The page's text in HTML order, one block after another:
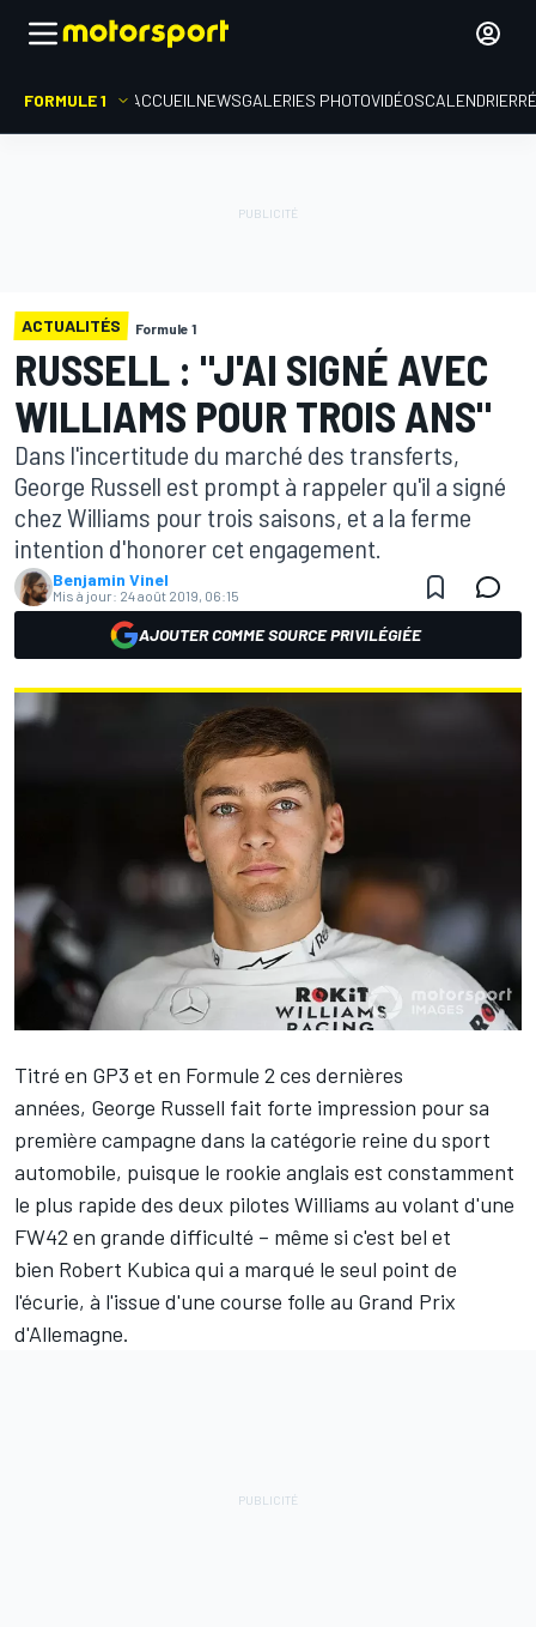
FORMULE 1 ACCUEIL NEWSGALERIES PHOTOVIDÉOSCALENDRIER
ACTUALITÉS Formule 1
RUSSELL : "J'AI SIGNÉ AVEC
WILLIAMS POUR TROIS ANS"
Dans l'incertitude du marché des transferts,
George Russell est prompt à rappeler qu'il a signé
chez Williams pour trois saisons, et a la ferme
intention d'honorer cet engagement.
Benjamin Vinel
Mis à jour: 24 août 2019, 06:15
AJOUTER COMME SOURCE PRIVILÉGIÉE
Titré en GP3 et en Formule 2 ces dernières
années, George Russell fait forte impression pour sa
première campagne dans la catégorie reine du sport
automobile, puisque le rookie anglais est constamment
le plus rapide des deux pilotes Williams au volant d'une
FW42 en grande difficulté – même si c'est bel et
bien Robert Kubica qui a marqué le seul point de
l'écurie, à l'issue d'une course folle au Grand Prix
d'Allemagne.